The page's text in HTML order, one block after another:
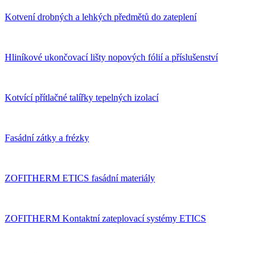
Kotvení drobných a lehkých předmětů do zateplení
Hliníkové ukončovací lišty nopových fólií a příslušenství
Kotvící přítlačné talířky tepelných izolací
Fasádní zátky a frézky
ZOFITHERM ETICS fasádní materiály
ZOFITHERM Kontaktní zateplovací systémy ETICS